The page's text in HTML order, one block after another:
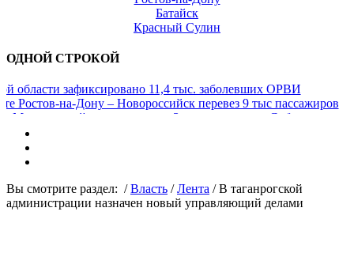
Батайск
Красный Сулин
ОДНОЙСТРОКОЙ
зафиксировано 11,4 тыс. заболевших ОРВИ
Дону – Новороссийск перевез 9 тыс пассажиров
парламент при Законодательном Собрании
для наружной рекламы в аэропорт «Платов»
помощи детям
более 120 купелей
в Ростове журналиста «Кавказского узла»
подлог на сумму 4,5 млн руб
Вы смотрите раздел: /Власть /Лента /В таганрогской
администрации назначен новый управляющий делами